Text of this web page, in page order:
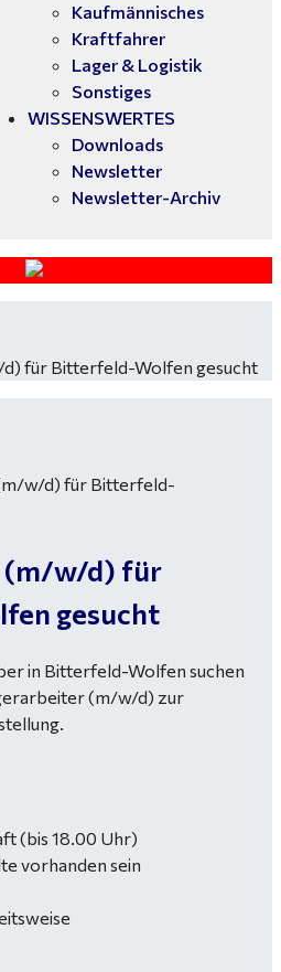
Kaufmännisches
Kraftfahrer
Lager & Logistik
Sonstiges
WISSENSWERTES
Downloads
Newsletter
Newsletter-Archiv
für Bitterfeld-Wolfen gesucht
(m/w/d) für
gesucht
in Bitterfeld-Wolfen suchen
(m/w/d) zur
(bis 18.00 Uhr)
vorhanden sein